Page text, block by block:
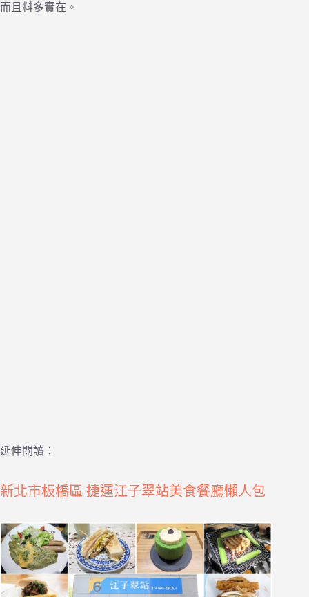
而且料多實在。
延伸閱讀：
新北市板橋區 捷運江子翠站美食餐廳懶人包